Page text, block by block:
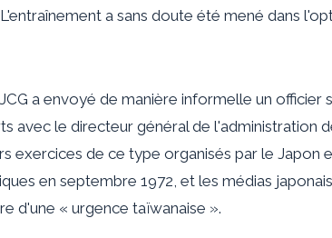
a sans doute été mené dans
a envoyé de manière informelle un officier
avec le directeur général de l'administration
exercices de ce type organisés par le Japon
en septembre 1972, et les médias
d'une « urgence taïwanaise ».